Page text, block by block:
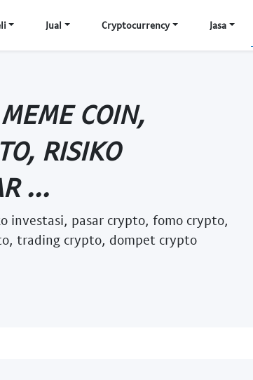
Jual Cryptocurrency Jasa
COIN,
RISIKO
...
investasi, pasar crypto, fomo crypto,
trading crypto, dompet crypto